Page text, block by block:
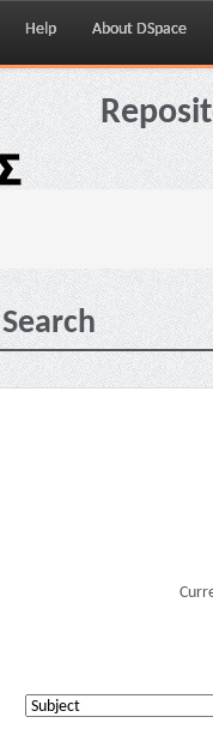
Help About DSpace
Search